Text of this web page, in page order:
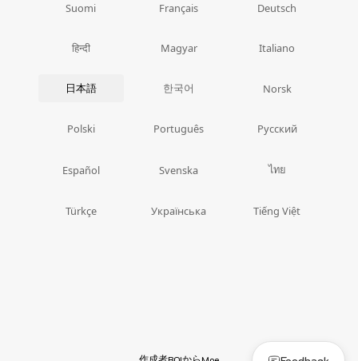
Suomi Français Deutsch
हिन्दी Magyar Italiano
日本語 한국어 Norsk
Polski Português Русский
Español Svenska ไทย
Türkçe Українська Tiếng Việt